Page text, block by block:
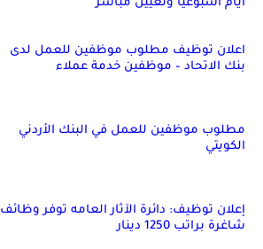
أيام أسبوعياً وتعيين مباشر
اعلان توظيف مطلوب موظفين للعمل لدى
بنك الاتحاد – موظفين خدمة عملاء
مطلوب موظفين للعمل في البنك الأردني
الكويتي
إعلان توظيف: دائرة الآثار العامه توفر وظائف
شاغرة براتب 1250 دينار